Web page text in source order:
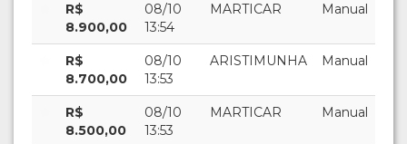
R$
8.900,00
08/10
13:54
MARTICAR Manual
R$
8.700,00
08/10
13:53
ARISTIMUNHA Manual
R$
8.500,00
08/10
13:53
MARTICAR Manual